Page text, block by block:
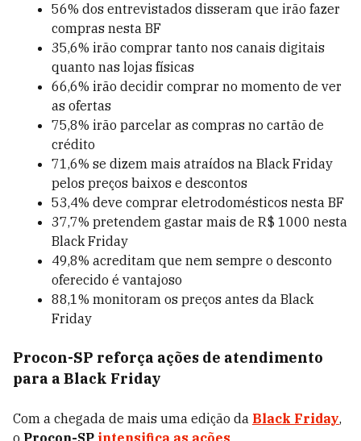
56% dos entrevistados disseram que irão fazer
compras nesta BF
35,6% irão comprar tanto nos canais digitais
quanto nas lojas físicas
66,6% irão decidir comprar no momento de ver
as ofertas
75,8% irão parcelar as compras no cartão de
crédito
71,6% se dizem mais atraídos na Black Friday
pelos preços baixos e descontos
53,4% deve comprar eletrodomésticos nesta BF
37,7% pretendem gastar mais de R$ 1000 nesta
Black Friday
49,8% acreditam que nem sempre o desconto
oferecido é vantajoso
88,1% monitoram os preços antes da Black
Friday
Procon-SP reforça ações de atendimento
para a Black Friday
Com a chegada de mais uma edição da Black Friday,
o Procon-SP intensifica as ações